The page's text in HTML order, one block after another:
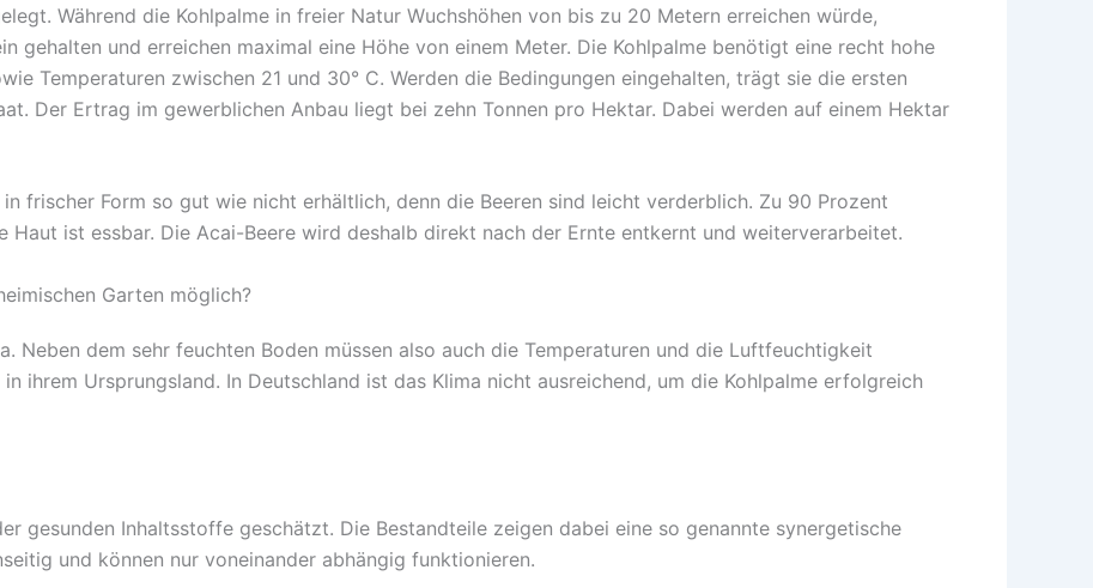
Während die Kohlpalme in freier Natur Wuchshöhen von bis zu 20 Metern erreichen würde,
gehalten und erreichen maximal eine Höhe von einem Meter. Die Kohlpalme benötigt eine recht hohe
Temperaturen zwischen 21 und 30° C. Werden die Bedingungen eingehalten, trägt sie die ersten
Der Ertrag im gewerblichen Anbau liegt bei zehn Tonnen pro Hektar. Dabei werden auf einem Hektar
frischer Form so gut wie nicht erhältlich, denn die Beeren sind leicht verderblich. Zu 90 Prozent
Haut ist essbar. Die Acai-Beere wird deshalb direkt nach der Ernte entkernt und weiterverarbeitet.
Garten möglich?
Neben dem sehr feuchten Boden müssen also auch die Temperaturen und die Luftfeuchtigkeit
ihrem Ursprungsland. In Deutschland ist das Klima nicht ausreichend, um die Kohlpalme erfolgreich
gesunden Inhaltsstoffe geschätzt. Die Bestandteile zeigen dabei eine so genannte synergetische
und können nur voneinander abhängig funktionieren.